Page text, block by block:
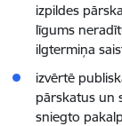
izpildes
līgums
ilgtermiņa
izvērtē
pārskatus un
sniegto